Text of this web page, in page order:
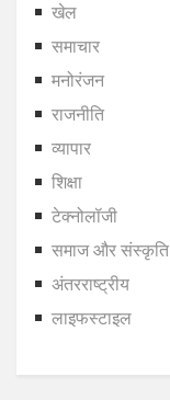
खेल
समाचार
मनोरंजन
राजनीति
व्यापार
शिक्षा
टेक्नोलॉजी
समाज और संस्कृति
अंतरराष्ट्रीय
लाइफस्टाइल